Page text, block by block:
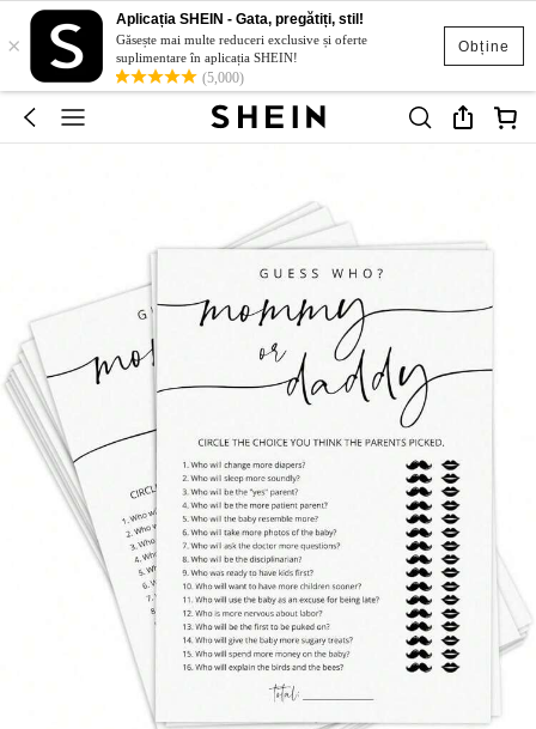
Obține
×
Aplicația SHEIN - Gata, pregătiți, stil!
Găsește mai multe reduceri exclusive și oferte
suplimentare în aplicația SHEIN!
(5,000)